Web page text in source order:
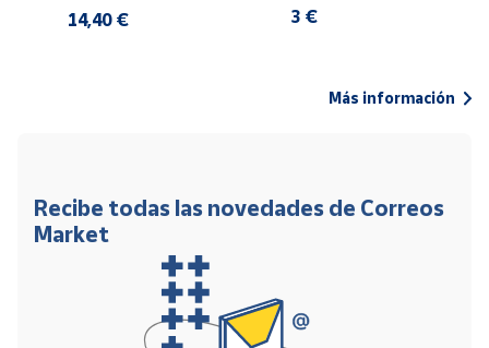
14,40 € 3 €
Más información
Recibe todas las novedades de Correos
Market